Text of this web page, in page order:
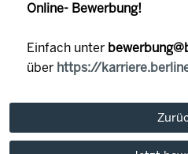
Online- Bewerbung!
Einfach unter
über https://